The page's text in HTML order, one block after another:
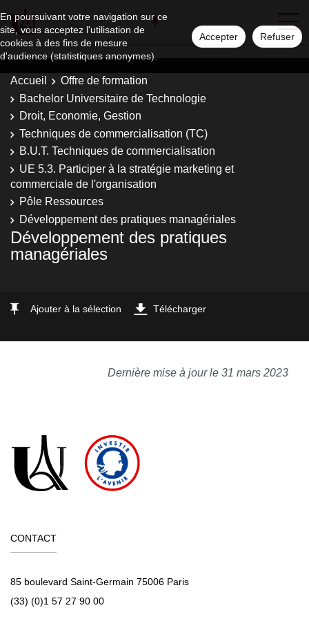
En poursuivant votre navigation sur ce
site, vous acceptez l'utilisation de
cookies à des fins de mesure
d'audience (statistiques anonymes).
Accepter Refuser
Accueil
Offre de formation
Bachelor Universitaire de Technologie
Droit, Economie, Gestion
Techniques de commercialisation (TC)
B.U.T. Techniques de commercialisation
UE 5.3. Participer à la stratégie marketing et
commerciale de l'organisation
Pôle Ressources
Développement des pratiques managériales
Développement des pratiques
managériales
Ajouter à la sélection Télécharger
Dernière mise à jour le 31 mars 2023
CONTACT
85 boulevard Saint-Germain 75006 Paris
(33) (0)1 57 27 90 00